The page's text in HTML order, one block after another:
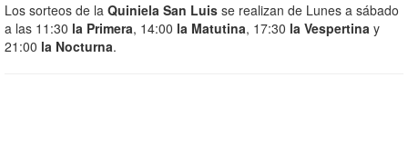
Los sorteos de la Quiniela San Luis se realizan de Lunes a sábado
a las 11:30 la Primera, 14:00 la Matutina, 17:30 la Vespertina y
21:00 la Nocturna.